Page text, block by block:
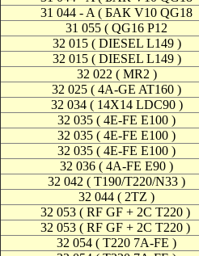
31 044 - A ( БАК V10 QG18
31 055 ( QG16 P12
32 015 ( DIESEL L149 )
32 015 ( DIESEL L149 )
32 022 ( MR2 )
32 025 ( 4A-GE AT160 )
32 034 ( 14X14 LDC90 )
32 035 ( 4E-FE E100 )
32 035 ( 4E-FE E100 )
32 035 ( 4E-FE E100 )
32 036 ( 4A-FE E90 )
32 042 ( T190/T220/N33 )
32 044 ( 2TZ )
32 053 ( RF GF + 2C T220 )
32 053 ( RF GF + 2C T220 )
32 054 ( T220 7A-FE )